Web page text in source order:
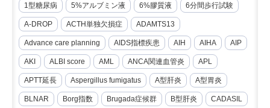
1型糖尿病 5%アルブミン液 6%膠質液 6分間歩行試験
A-DROP ACTH単独欠損症 ADAMTS13
Advance care planning AIDS指標疾患 AIH AIHA AIP
AKI ALBI score AML ANCA関連血管炎 APL
APTT延長 Aspergillus fumigatus A型肝炎 A型胃炎
BLNAR Borg指数 Brugada症候群 B型肝炎 CADASIL